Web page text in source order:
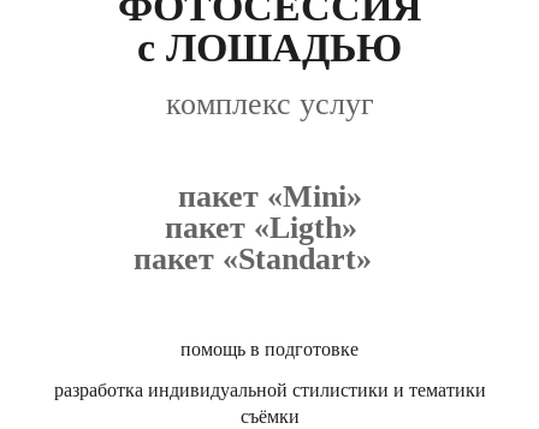
с ЛОШАДЬЮ
комплекс услуг
пакет «Mini»
пакет «Ligth»
пакет «Standart»
помощь в подготовке
разработка индивидуальной стилистики и тематики
съёмки